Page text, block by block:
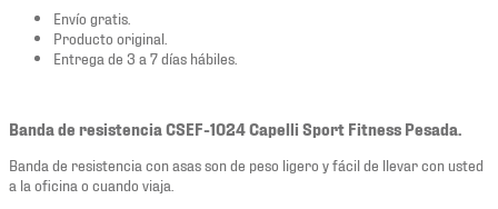
Envío gratis.
Producto original.
Entrega de 3 a 7 días hábiles.
Banda de resistencia CSEF-1024 Capelli Sport Fitness Pesada.
Banda de resistencia con asas son de peso ligero y fácil de llevar con usted
a la oficina o cuando viaja.